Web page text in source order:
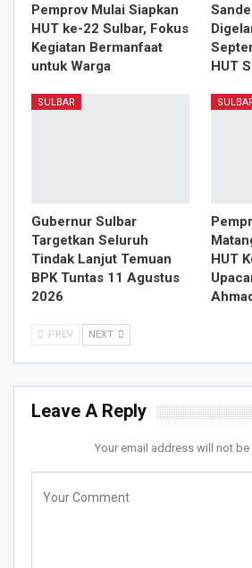
Pemprov Mulai Siapkan
HUT ke-22 Sulbar, Fokus
Kegiatan Bermanfaat
untuk Warga
HUT
SULBAR
Gubernur Sulbar
Targetkan Seluruh
Tindak Lanjut Temuan
BPK Tuntas 11 Agustus
2026
HUT
PREV NEXT
Leave A Reply
Your email address will not